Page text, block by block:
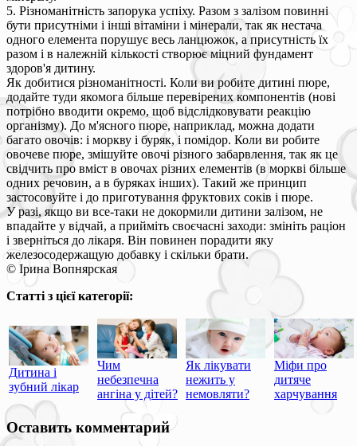
5. Різноманітність запорука успіху. Разом з залізом повинні
бути присутніми і інші вітаміни і мінерали, так як нестача
одного елемента порушує весь ланцюжок, а присутність їх
разом і в належній кількості створює міцний фундамент
здоров'я дитину.
Як добитися різноманітності. Коли ви робите дитині пюре,
додайте туди якомога більше перевірених компонентів (нові
потрібно вводити окремо, щоб відслідковувати реакцію
організму). До м'ясного пюре, наприклад, можна додати
багато овочів: і моркву і буряк, і помідор. Коли ви робите
овочеве пюре, змішуйте овочі різного забарвлення, так як це
свідчить про вміст в овочах різних елементів (в моркві більше
одних речовин, а в буряках інших). Такий же принцип
застосовуйте і до приготування фруктових соків і пюре.
У разі, якщо ви все-таки не докормили дитини залізом, не
впадайте у відчай, а прийміть своєчасні заходи: змініть раціон
і зверніться до лікаря. Він повинен порадити яку
железосодержащую добавку і скільки брати.
© Ірина Вопнярская
Статті з цієї категорії:
Дитина і
зубний лікар
Чим
небезпечна
ангіна у дітей?
Як лікувати
нежить у
немовляти?
Міфи про
дитяче
харчування
Оставить комментарий